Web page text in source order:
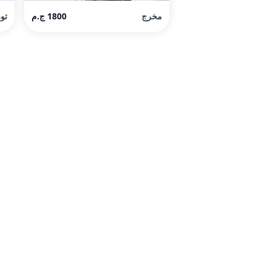
مخرج 1800 ج.م